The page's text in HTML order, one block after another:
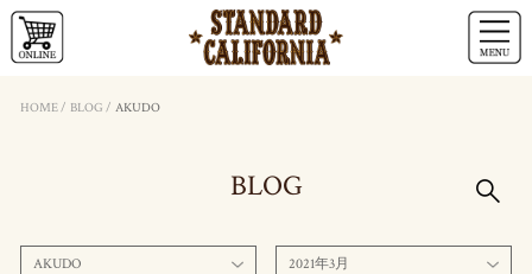
HOME/ BLOG / AKUDO
BLOG
AKUDO 2021年3月